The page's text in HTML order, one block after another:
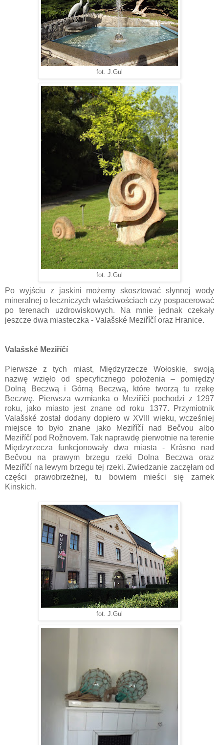
fot. J.Gul
fot. J.Gul
Po wyjściu z jaskini możemy skosztować słynnej wody
mineralnej o leczniczych właściwościach czy pospacerować
po terenach uzdrowiskowych. Na mnie jednak czekały
jeszcze dwa miasteczka - Valašské Meziříčí oraz Hranice.
Valašské Meziříčí
Pierwsze z tych miast, Międzyrzecze Wołoskie, swoją
nazwę wzięło od specyficznego położenia – pomiędzy
Dolną Beczwą i Górną Beczwą, które tworzą tu rzekę
Beczwę. Pierwsza wzmianka o Meziříčí pochodzi z 1297
roku, jako miasto jest znane od roku 1377. Przymiotnik
Valašské został dodany dopiero w XVIII wieku, wcześniej
miejsce to było znane jako Meziříčí nad Bečvou albo
Meziříčí pod Rožnovem. Tak naprawdę pierwotnie na terenie
Międzyrzecza funkcjonowały dwa miasta - Krásno nad
Bečvou na prawym brzegu rzeki Dolna Beczwa oraz
Meziříčí na lewym brzegu tej rzeki. Zwiedzanie zaczęłam od
części prawobrzeżnej, tu bowiem mieści się zamek
Kinskich.
fot. J.Gul